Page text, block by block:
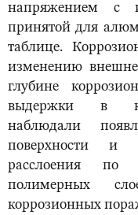
напряжением с
принятой для
таблице.
изменению
глубине
выдержки в
наблюдали
поверхности и
расслоения по
полимерных
коррозионных